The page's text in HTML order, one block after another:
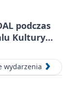
podczas
Kultury
wydarzenia